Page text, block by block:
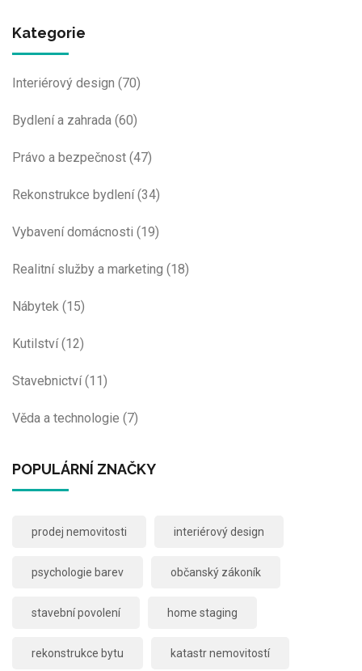
Kategorie
Interiérový design (70)
Bydlení a zahrada (60)
Právo a bezpečnost (47)
Rekonstrukce bydlení(34)
Vybavení domácnosti (19)
Realitní služby a marketing (18)
Nábytek (15)
Kutilství(12)
Stavebnictví(11)
Věda a technologie (7)
POPULÁRNÍ ZNAČKY
prodej nemovitosti interiérový design
psychologie barev občanský zákoník
stavební povolení home staging
rekonstrukce bytu katastr nemovitostí